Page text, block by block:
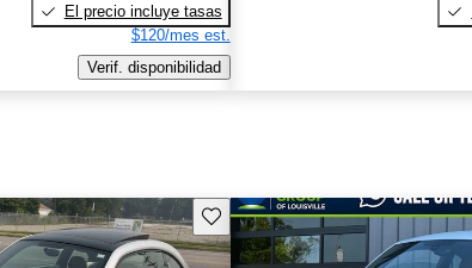
El precio incluye tasas
$120/mes est.
Verif. disponibilidad
Guarda este Aviso